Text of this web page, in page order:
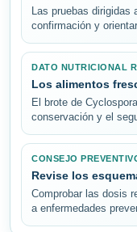
Las pruebas dirigidas
confirmación y
DATO NUTRICIONAL
Los alimentos
El brote de
conservación y el
CONSEJO
Revise los
Comprobar las dosis
a enfermedades